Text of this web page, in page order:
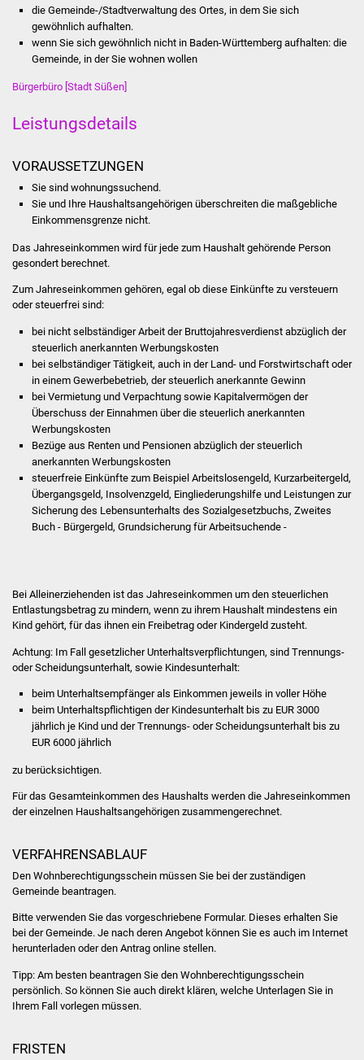
Jubiläumsjahr 2021
Partnerstädte
Sanierung Bizethalle
Ortsentwicklung
Presse
Was erledige ich wo
Dienstleistungen
Lebenslagen
Formulare
Bürgerinfos
Schulen
Kindergärten
Kolping-Musikschule
Volkshochschule
Lokale Agenda
Kinder- und
Familienzentrum
Stadtwerke
die Gemeinde-/Stadtverwaltung des Ortes, in dem Sie sich
gewöhnlich aufhalten.
wenn Sie sich gewöhnlich nicht in Baden-Württemberg aufhalten: die
Gemeinde, in der Sie wohnen wollen
Bürgerbüro [Stadt Süßen]
Leistungsdetails
VORAUSSETZUNGEN
Sie sind wohnungssuchend.
Sie und Ihre Haushaltsangehörigen überschreiten die maßgebliche
Einkommensgrenze nicht.
Das Jahreseinkommen wird für jede zum Haushalt gehörende Person
gesondert berechnet.
Zum Jahreseinkommen gehören, egal ob diese Einkünfte zu versteuern
oder steuerfrei sind:
bei nicht selbständiger Arbeit der Bruttojahresverdienst abzüglich der
steuerlich anerkannten Werbungskosten
bei selbständiger Tätigkeit, auch in der Land- und Forstwirtschaft oder
in einem Gewerbebetrieb, der steuerlich anerkannte Gewinn
bei Vermietung und Verpachtung sowie Kapitalvermögen der
Überschuss der Einnahmen über die steuerlich anerkannten
Werbungskosten
Bezüge aus Renten und Pensionen abzüglich der steuerlich
anerkannten Werbungskosten
steuerfreie Einkünfte zum Beispiel Arbeitslosengeld, Kurzarbeitergeld,
Übergangsgeld, Insolvenzgeld, Eingliederungshilfe und Leistungen zur
Sicherung des Lebensunterhalts des Sozialgesetzbuchs, Zweites
Buch - Bürgergeld, Grundsicherung für Arbeitsuchende -
Bei Alleinerziehenden ist das Jahreseinkommen um den steuerlichen
Entlastungsbetrag zu mindern, wenn zu ihrem Haushalt mindestens ein
Kind gehört, für das ihnen ein Freibetrag oder Kindergeld zusteht.
Achtung: Im Fall gesetzlicher Unterhaltsverpflichtungen, sind Trennungs-
oder Scheidungsunterhalt, sowie Kindesunterhalt:
beim Unterhaltsempfänger als Einkommen jeweils in voller Höhe
beim Unterhaltspflichtigen der Kindesunterhalt bis zu EUR 3000
jährlich je Kind und der Trennungs- oder Scheidungsunterhalt bis zu
EUR 6000 jährlich
zu berücksichtigen.
Für das Gesamteinkommen des Haushalts werden die Jahreseinkommen
der einzelnen Haushaltsangehörigen zusammengerechnet.
VERFAHRENSABLAUF
Den Wohnberechtigungsschein müssen Sie bei der zuständigen
Gemeinde beantragen.
Bitte verwenden Sie das vorgeschriebene Formular. Dieses erhalten Sie
bei der Gemeinde. Je nach deren Angebot können Sie es auch im Internet
herunterladen oder den Antrag online stellen.
Tipp: Am besten beantragen Sie den Wohnberechtigungsschein
persönlich. So können Sie auch direkt klären, welche Unterlagen Sie in
Ihrem Fall vorlegen müssen.
FRISTEN